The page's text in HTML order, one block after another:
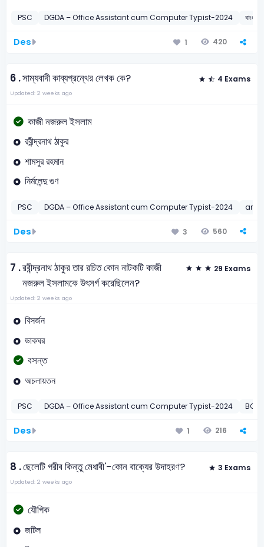
PSC DGDA – Office Assistant cum Computer Typist-2024 বাংলা
Des 1 420
6 .সাম্যবাদী কাব্যগ্রন্থের লেখক কে? 4 Exams
Updated: 2 weeks ago
কাজী নজরুল ইসলাম
রবীন্দ্রনাথ ঠাকুর
শামসুর রহমান
নির্মলেন্দু গুণ
PSC DGDA – Office Assistant cum Computer Typist-2024
Des 3 560
7 .রবীন্দ্রনাথ ঠাকুর তার রচিত কোন নাটকটি কাজী
নজরুল ইসলামকে উৎসর্গ করেছিলেন?
29 Exams
Updated: 2 weeks ago
বিসর্জন
ডাকঘর
বসন্ত
অচলায়তন
PSC DGDA – Office Assistant cum Computer Typist-2024 BCS
Des 1 216
8 .ছেলেটি গরীব কিন্তু মেধাবী'-কোন বাক্যের উদাহরণ? 3 Exams
Updated: 2 weeks ago
যৌগিক
জটিল